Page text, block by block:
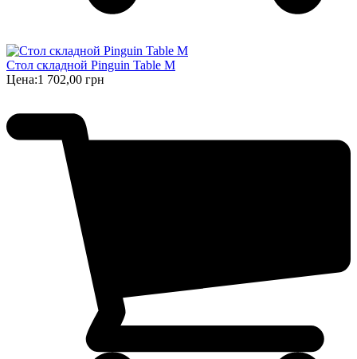
Стол складной Pinguin Table M
Цена:1 702,00 грн